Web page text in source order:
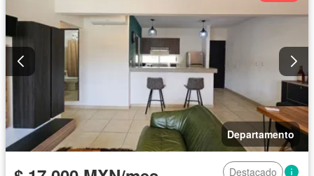
Recámara con closet
Terraza
Wifi Zonas verdes
Permite niños
Solo familias
Completamente amueblado
Departamento
Destacado